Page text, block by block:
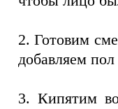
2. Готовим
добавляем
3. Кипятим